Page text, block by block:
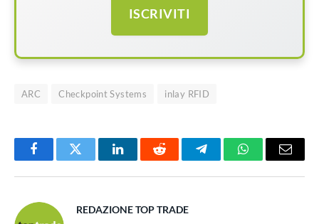
ISCRIVITI
ARC Checkpoint Systems inlay RFID
FacebookTwitter LinkedInReddit TelegramWhatsAppEmail
REDAZIONE TOP TRADE